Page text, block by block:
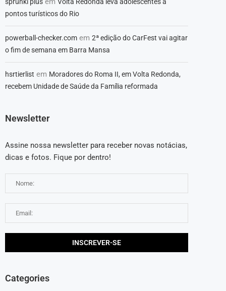
sprunki plus
Volta Redonda leva adolescentes a
pontos turísticos do Rio
powerball-checker.com em 2ª edição do CarFest vai agitar
o fim de semana em Barra Mansa
hsrtierlist em Moradores do Roma II, em Volta Redonda,
recebem Unidade de Saúde da Família reformada
Newsletter
Assine nossa newsletter para receber novas notácias,
dicas e fotos. Fique por dentro!
Categories